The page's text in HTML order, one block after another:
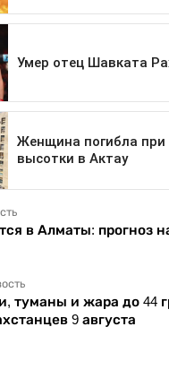
в Алматы: прогноз
туманы и жара до 44
9 августа